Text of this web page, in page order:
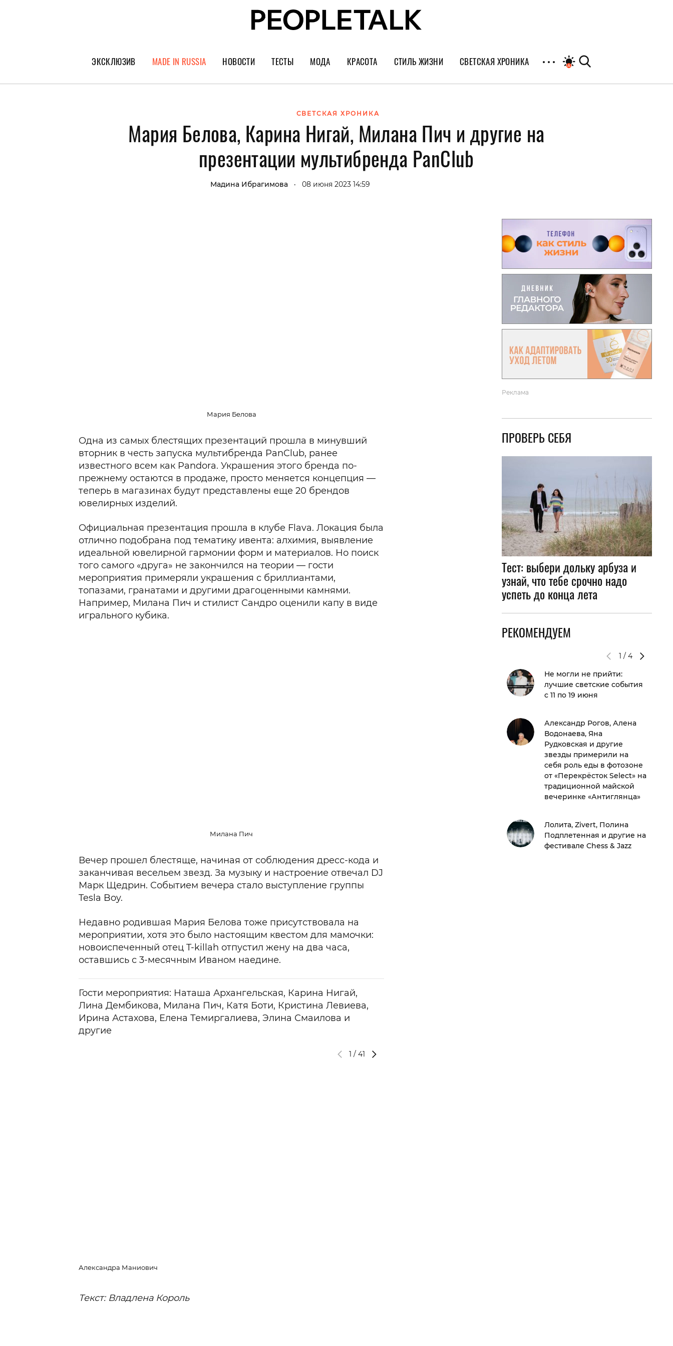
ЭКСКЛЮЗИВ
ГЕРОИ PEOPLETALK
ИНТЕРВЬЮ
ПОКОЛЕНИЕ
MADE IN RUSSIA НОВОСТИ ТЕСТЫ МОДА
Тренды
Украшения и часы
КРАСОТА
Уход за лицом
Маникюр
Парфюм
Спорт
Диеты
СТИЛЬ ЖИЗНИ
Культура
Еда и рестораны
Путешествия
Психология
СВЕТСКАЯ ХРОНИКА
СВЕТСКАЯ ХРОНИКА
Мария Белова, Карина Нигай, Милана Пич и другие на
презентации мультибренда PanClub
Мадина Ибрагимова • 08 июня 2023 14:59
Мария Белова
Одна из самых блестящих презентаций прошла в минувший
вторник в честь запуска мультибренда PanClub, ранее
известного всем как Pandora. Украшения этого бренда по-
прежнему остаются в продаже, просто меняется концепция —
теперь в магазинах будут представлены еще 20 брендов
ювелирных изделий.
Официальная презентация прошла в клубе Flava. Локация была
отлично подобрана под тематику ивента: алхимия, выявление
идеальной ювелирной гармонии форм и материалов. Но поиск
того самого «друга» не закончился на теории — гости
мероприятия примеряли украшения с бриллиантами,
топазами, гранатами и другими драгоценными камнями.
Например, Милана Пич и стилист Сандро оценили капу в виде
игрального кубика.
Милана Пич
Вечер прошел блестяще, начиная от соблюдения дресс-кода и
заканчивая весельем звезд. За музыку и настроение отвечал DJ
Марк Щедрин. Событием вечера стало выступление группы
Tesla Boy.
Недавно родившая Мария Белова тоже присутствовала на
мероприятии, хотя это было настоящим квестом для мамочки:
новоиспеченный отец T-killah отпустил жену на два часа,
оставшись с 3-месячным Иваном наедине.
Гости мероприятия: Наташа Архангельская, Карина Нигай,
Лина Дембикова, Милана Пич, Катя Боти, Кристина Левиева,
Ирина Астахова, Елена Темиргалиева, Элина Смаилова и
другие
1 / 41
Александра Маниович
Текст: Владлена Король
Реклама
ПРОВЕРЬ СЕБЯ
Тест: выбери дольку арбуза и
узнай, что тебе срочно надо
успеть до конца лета
РЕКОМЕНДУЕМ
1 / 4
Не могли не прийти:
лучшие светские события
с 11 по 19 июня
Александр Рогов, Алена
Водонаева, Яна
Рудковская и другие
звезды примерили на
себя роль еды в фотозоне
от «Перекрёсток Select» на
традиционной майской
вечеринке «Антиглянца»
Лолита, Zivert, Полина
Подплетенная и другие на
фестивале Chess & Jazz